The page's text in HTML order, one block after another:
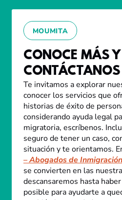
MOUMITA
CONOCE MÁS Y
CONTÁCTANOS
Te invitamos a explorar
conocer los servicios que
historias de éxito de
considerando ayuda legal
migratoria, escríbenos.
seguro de tener un caso,
situación y te orientamos.
– Abogados de Inmigración
se convierten en las
descansaremos hasta
posible para ayudarte a